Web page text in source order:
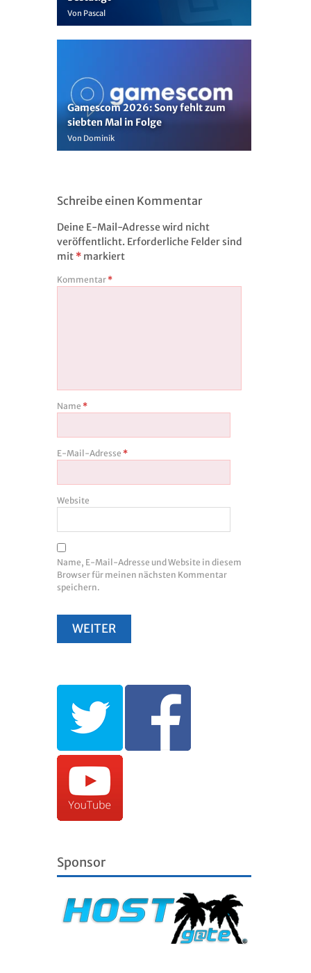
Von Pascal
Gamescom 2026: Sony fehlt zum
siebten Mal in Folge
Von Dominik
Schreibe einen Kommentar
Deine E-Mail-Adresse wird nicht
veröffentlicht. Erforderliche Felder sind
mit * markiert
Kommentar *
Name *
E-Mail-Adresse *
Website
Name, E-Mail-Adresse und Website in diesem
Browser für meinen nächsten Kommentar
speichern.
Sponsor